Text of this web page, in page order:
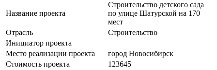
Название проекта
Строительство детского сада
по улице Шатурской на 170
мест
Отрасль
Строительство
Инициатор проекта
Место реализации проекта
город Новосибирск
Стоимость проекта
123645